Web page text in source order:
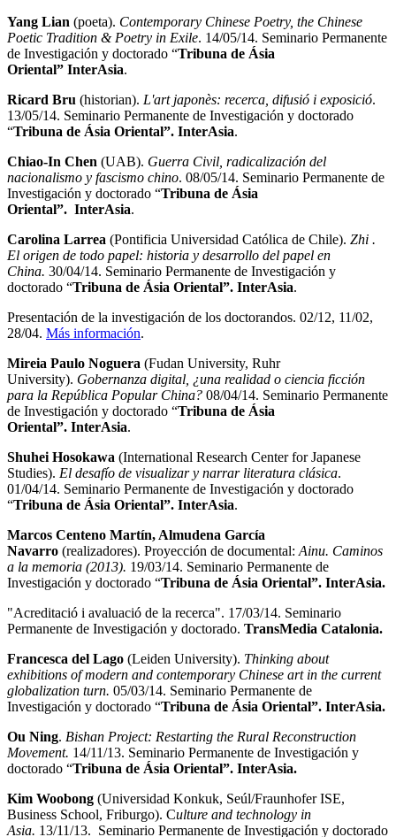
Yang Lian (poeta). Contemporary Chinese Poetry, the Chinese
Poetic Tradition & Poetry in Exile. 14/05/14. Seminario Permanente
de Investigación y doctorado “Tribuna de Ásia
Oriental” InterAsia.
Ricard Bru (historian). L'art japonès: recerca, difusió i exposició.
13/05/14. Seminario Permanente de Investigación y doctorado
“Tribuna de Ásia Oriental”. InterAsia.
Chiao-In Chen (UAB). Guerra Civil, radicalización del
nacionalismo y fascismo chino. 08/05/14. Seminario Permanente de
Investigación y doctorado “Tribuna de Ásia
Oriental”. InterAsia.
Carolina Larrea (Pontificia Universidad Católica de Chile). Zhi .
El origen de todo papel: historia y desarrollo del papel en
China. 30/04/14. Seminario Permanente de Investigación y
doctorado “Tribuna de Ásia Oriental”. InterAsia.
Presentación de la investigación de los doctorandos. 02/12, 11/02,
28/04. Más información.
Mireia Paulo Noguera (Fudan University, Ruhr
University). Gobernanza digital, ¿una realidad o ciencia ficción
para la República Popular China? 08/04/14. Seminario Permanente
de Investigación y doctorado “Tribuna de Ásia
Oriental”. InterAsia.
Shuhei Hosokawa (International Research Center for Japanese
Studies). El desafío de visualizar y narrar literatura clásica.
01/04/14. Seminario Permanente de Investigación y doctorado
“Tribuna de Ásia Oriental”. InterAsia.
Marcos Centeno Martín, Almudena García
Navarro (realizadores). Proyección de documental: Ainu. Caminos
a la memoria (2013). 19/03/14. Seminario Permanente de
Investigación y doctorado “Tribuna de Ásia Oriental”. InterAsia.
"Acreditació i avaluació de la recerca". 17/03/14. Seminario
Permanente de Investigación y doctorado. TransMedia Catalonia.
Francesca del Lago (Leiden University). Thinking about
exhibitions of modern and contemporary Chinese art in the current
globalization turn. 05/03/14. Seminario Permanente de
Investigación y doctorado “Tribuna de Ásia Oriental”. InterAsia.
Ou Ning. Bishan Project: Restarting the Rural Reconstruction
Movement. 14/11/13. Seminario Permanente de Investigación y
doctorado “Tribuna de Ásia Oriental”. InterAsia.
Kim Woobong (Universidad Konkuk, Seúl/Fraunhofer ISE,
Business School, Friburgo). Culture and technology in
Asia. 13/11/13. Seminario Permanente de Investigación y doctorado